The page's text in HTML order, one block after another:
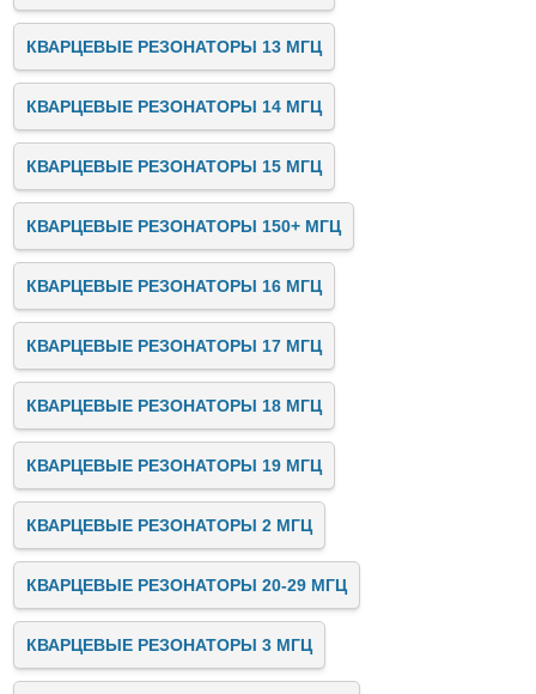
КВАРЦЕВЫЕ РЕЗОНАТОРЫ 13 МГЦ
КВАРЦЕВЫЕ РЕЗОНАТОРЫ 14 МГЦ
КВАРЦЕВЫЕ РЕЗОНАТОРЫ 15 МГЦ
КВАРЦЕВЫЕ РЕЗОНАТОРЫ 150+ МГЦ
КВАРЦЕВЫЕ РЕЗОНАТОРЫ 16 МГЦ
КВАРЦЕВЫЕ РЕЗОНАТОРЫ 17 МГЦ
КВАРЦЕВЫЕ РЕЗОНАТОРЫ 18 МГЦ
КВАРЦЕВЫЕ РЕЗОНАТОРЫ 19 МГЦ
КВАРЦЕВЫЕ РЕЗОНАТОРЫ 2 МГЦ
КВАРЦЕВЫЕ РЕЗОНАТОРЫ 20-29 МГЦ
КВАРЦЕВЫЕ РЕЗОНАТОРЫ 3 МГЦ